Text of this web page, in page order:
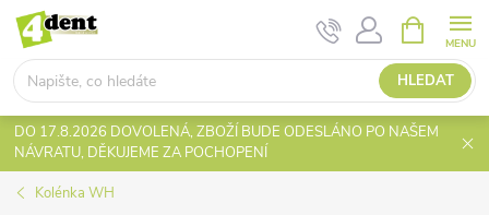
Přejít
obsah
HLEDAT
NÁKUPNÍ
KOŠÍK
DO 17.8.2026 DOVOLENÁ, ZBOŽÍ BUDE ODESLÁNO PO NAŠEM
NÁVRATU, DĚKUJEME ZA POCHOPENÍ
Kolénka WH